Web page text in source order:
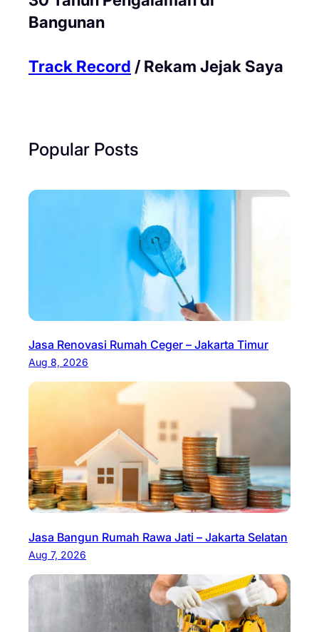
Bangunan
Track Record / Rekam Jejak Saya
Popular Posts
Jasa Renovasi Rumah Ceger – Jakarta Timur
Aug 8, 2026
Jasa Bangun Rumah Rawa Jati – Jakarta Selatan
Aug 7, 2026